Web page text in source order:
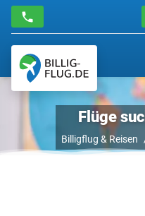
Flüge
Billigflug & Reisen